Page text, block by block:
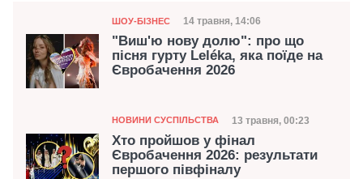
Категорія
ШОУ-БІЗНЕС Дата публікації
14 травня, 14:06
"Виш'ю нову долю": про що
пісня гурту Leléka, яка поїде на
Євробачення 2026
Категорія
НОВИНИ СУСПІЛЬСТВА Дата публікації
13 травня, 00:23
Хто пройшов у фінал
Євробачення 2026: результати
першого півфіналу